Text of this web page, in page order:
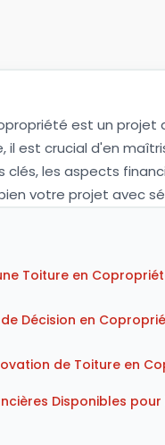
est un projet
il est crucial d'en
les aspects
votre projet avec
Toiture en
Décision en
de Toiture en
Disponibles